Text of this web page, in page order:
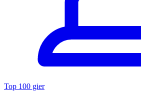
Top 100 gier